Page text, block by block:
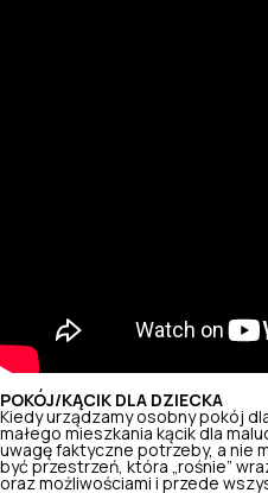
POKÓJ/KĄCIK DLA DZIECKA
Kiedy urządzamy osobny pokój
małego mieszkania kącik dla
uwagę faktyczne potrzeby, a nie
być przestrzeń, która „rośnie”
oraz możliwościami i przede